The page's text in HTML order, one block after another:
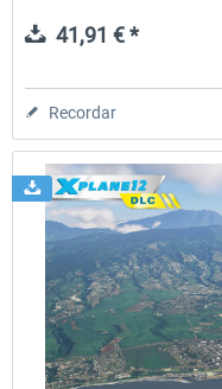
41,91 € *
Recordar